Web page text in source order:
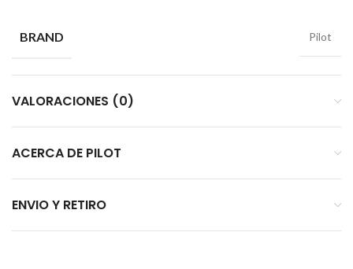
BRAND Pilot
VALORACIONES (0)
ACERCA DE PILOT
ENVIO Y RETIRO